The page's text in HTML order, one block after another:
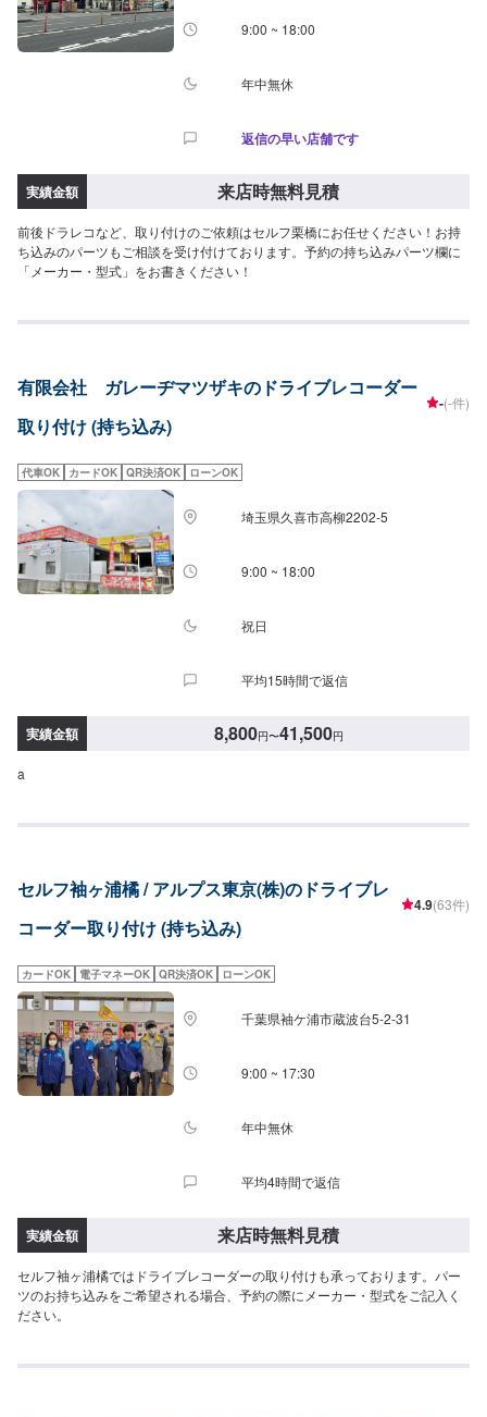
9:00 ~ 18:00
年中無休
返信の早い店舗です
実績金額 来店時無料見積
前後ドラレコなど、取り付けのご依頼はセルフ栗橋にお任せください！お持
ち込みのパーツもご相談を受け付けております。予約の持ち込みパーツ欄に
「メーカー・型式」をお書きください！
有限会社 ガレーヂマツザキのドライブレコーダー
取り付け (持ち込み)
-(-件)
代車OK カードOK QR決済OK ローンOK
埼玉県久喜市高柳2202-5
9:00 ~ 18:00
祝日
平均15時間で返信
実績金額 8,800円〜41,500円
a
セルフ袖ヶ浦橘 / アルプス東京(株)のドライブレ
コーダー取り付け (持ち込み)
4.9(63件)
カードOK 電子マネーOK QR決済OK ローンOK
千葉県袖ケ浦市蔵波台5-2-31
9:00 ~ 17:30
年中無休
平均4時間で返信
実績金額 来店時無料見積
セルフ袖ヶ浦橘ではドライブレコーダーの取り付けも承っております。パー
ツのお持ち込みをご希望される場合、予約の際にメーカー・型式をご記入く
ださい。